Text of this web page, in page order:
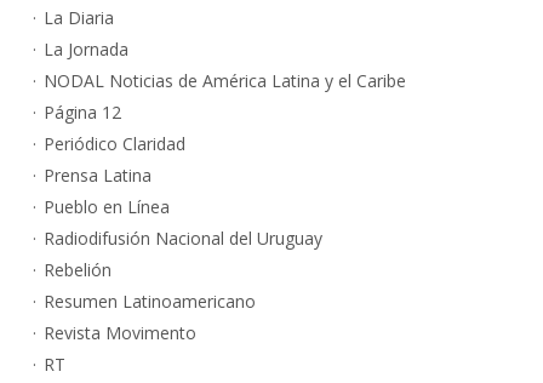
La Diaria
La Jornada
NODAL Noticias de América Latina y el Caribe
Página 12
Periódico Claridad
Prensa Latina
Pueblo en Línea
Radiodifusión Nacional del Uruguay
Rebelión
Resumen Latinoamericano
Revista Movimento
RT